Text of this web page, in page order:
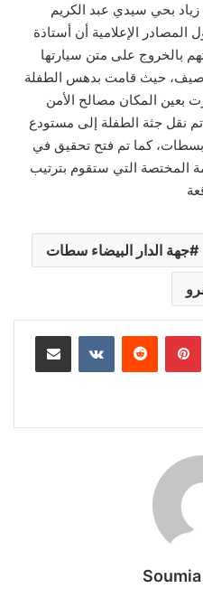
بحي سيدي عبد الكريم
الإعلامية أن أستاذة
بالخروج على متن سيارتها
حيث قامت بدهس الطفلة
المكان مصالح الأمن
نقل جثة الطفلة إلى مستودع
كما تم فتح تحقيق في
المختصة التي ستقوم بترتيب
جهة الدار البيضاء سطات
بينتيريست مشاركة عبر البريد